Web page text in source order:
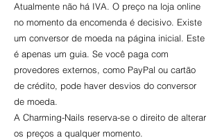
Atualmente não há IVA. O preço na loja online
no momento da encomenda é decisivo. Existe
um conversor de moeda na página inicial. Este
é apenas um guia. Se você paga com
provedores externos, como PayPal ou cartão
de crédito, pode haver desvios do conversor
de moeda.
A Charming-Nails reserva-se o direito de alterar
os preços a qualquer momento.